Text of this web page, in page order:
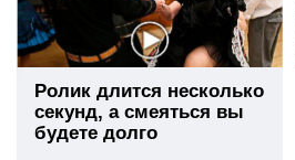
Ролик длится несколько
секунд, а смеяться вы
будете долго